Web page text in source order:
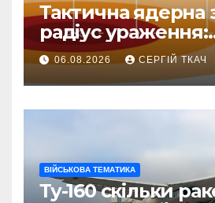
Тактична ядерна
радіус ураження:
детальний розбір
знищення
06.08.2026 СЕРГІЙ ТКАЧ
ВІЙСЬКОВА ТЕМАТИКА
Ту-160 скільки